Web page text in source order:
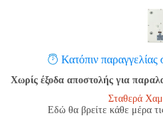
Κατόπιν
Χωρίς έξοδα αποστολής για
Σταθερά
Εδώ θα βρείτε κάθε μέρα